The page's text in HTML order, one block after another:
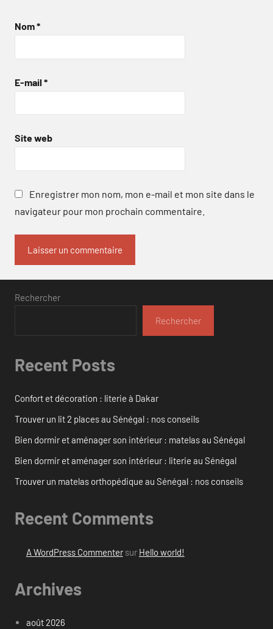
Nom*
E-mail *
Site web
Enregistrer mon nom, mon e-mail et mon site dans le
navigateur pour mon prochain commentaire.
Rechercher
Rechercher
Recent Posts
Confort et décoration : literie à Dakar
Trouver un lit 2 places au Sénégal : nos conseils
Bien dormir et aménager son intérieur : matelas au Sénégal
Bien dormir et aménager son intérieur : literie au Sénégal
Trouver un matelas orthopédique au Sénégal : nos conseils
Recent Comments
A WordPress Commentersur Hello world!
Archives
août 2026